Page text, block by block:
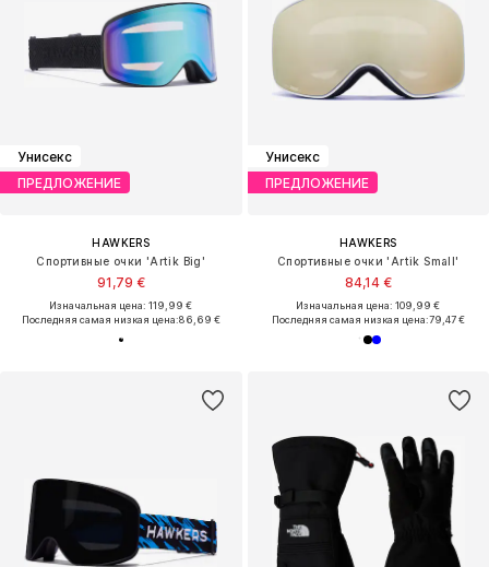
Унисекс
ПРЕДЛОЖЕНИЕ
HAWKERS
Спортивные очки 'Artik Big'
91,79 €
Изначальная цена: 119,99 €
Последняя самая низкая цена:86,69 €
Унисекс
ПРЕДЛОЖЕНИЕ
HAWKERS
Спортивные очки 'Artik Small'
84,14 €
Изначальная цена: 109,99 €
Последняя самая низкая цена:79,47 €